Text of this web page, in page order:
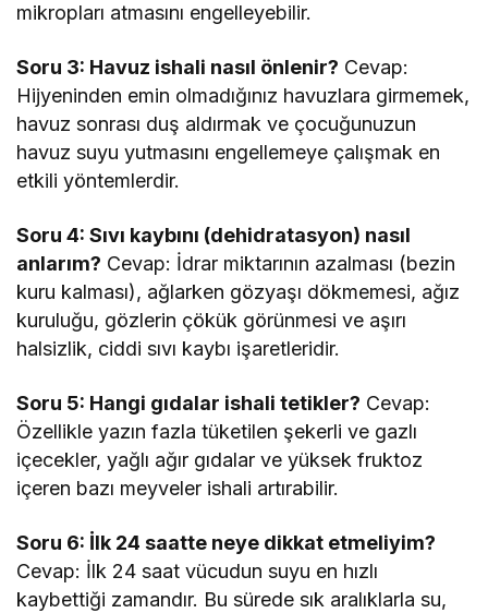
mikropları atmasını engelleyebilir.
Soru 3: Havuz ishali nasıl önlenir? Cevap:
Hijyeninden emin olmadığınız havuzlara girmemek,
havuz sonrası duş aldırmak ve çocuğunuzun
havuz suyu yutmasını engellemeye çalışmak en
etkili yöntemlerdir.
Soru 4: Sıvı kaybını (dehidratasyon) nasıl
anlarım? Cevap: İdrar miktarının azalması (bezin
kuru kalması), ağlarken gözyaşı dökmemesi, ağız
kuruluğu, gözlerin çökük görünmesi ve aşırı
halsizlik, ciddi sıvı kaybı işaretleridir.
Soru 5: Hangi gıdalar ishali tetikler? Cevap:
Özellikle yazın fazla tüketilen şekerli ve gazlı
içecekler, yağlı ağır gıdalar ve yüksek fruktoz
içeren bazı meyveler ishali artırabilir.
Soru 6: İlk 24 saatte neye dikkat etmeliyim?
Cevap: İlk 24 saat vücudun suyu en hızlı
kaybettiği zamandır. Bu sürede sık aralıklarla su,